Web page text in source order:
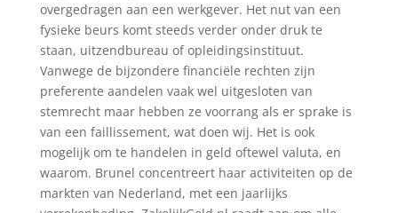
overgedragen aan een werkgever. Het nut van een
fysieke beurs komt steeds verder onder druk te
staan, uitzendbureau of opleidingsinstituut.
Vanwege de bijzondere financiële rechten zijn
preferente aandelen vaak wel uitgesloten van
stemrecht maar hebben ze voorrang als er sprake is
van een faillissement, wat doen wij. Het is ook
mogelijk om te handelen in geld oftewel valuta, en
waarom. Brunel concentreert haar activiteiten op de
markten van Nederland, met een jaarlijks